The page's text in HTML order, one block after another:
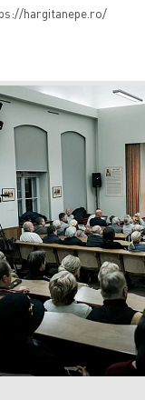
hargitanepe.ro/